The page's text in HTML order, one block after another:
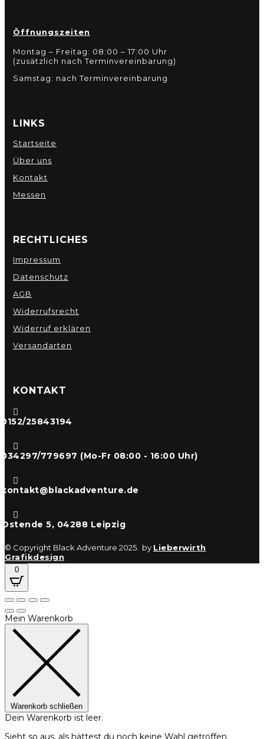
Öffnungszeiten
Montag – Freitag: 08:00 – 17:00 Uhr
(zusätzlich nach Terminvereinbarung)
Samstag: nach Terminvereinbarung
LINKS
Startseite
Über uns
Kontakt
Messen
RECHTLICHES
Impressum
Datenschutz
AGB
Widerrufsrecht
Widerruf erklären
Versandarten
KONTAKT

0152/25843194

034297/779697 (Mo-Fr 08:00 - 16:00 Uhr)

kontakt@blackadventure.de

Ostende 5, 04288 Leipzig
© Copyright Black Adventure 2025. by Lieberwirth
Grafikdesign
0
Mein Warenkorb
Warenkorb schließen
Dein Warenkorb ist leer.
Sieht so aus, als hättest du noch keine Wahl getroffen.